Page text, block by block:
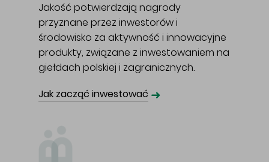
Jakość potwierdzają nagrody
przyznane przez inwestorów i
środowisko za aktywność i innowacyjne
produkty, związane z inwestowaniem na
giełdach polskiej i zagranicznych.
Jak zacząć inwestować ➜